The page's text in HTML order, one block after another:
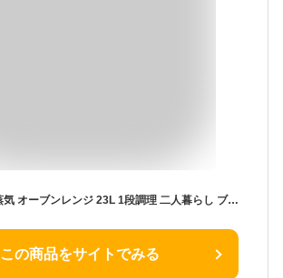
シャープ 過熱水蒸気 オーブンレンジ 23L 1段調理 二人暮らし ブラック RE-WF232-B
この商品をサイトでみる